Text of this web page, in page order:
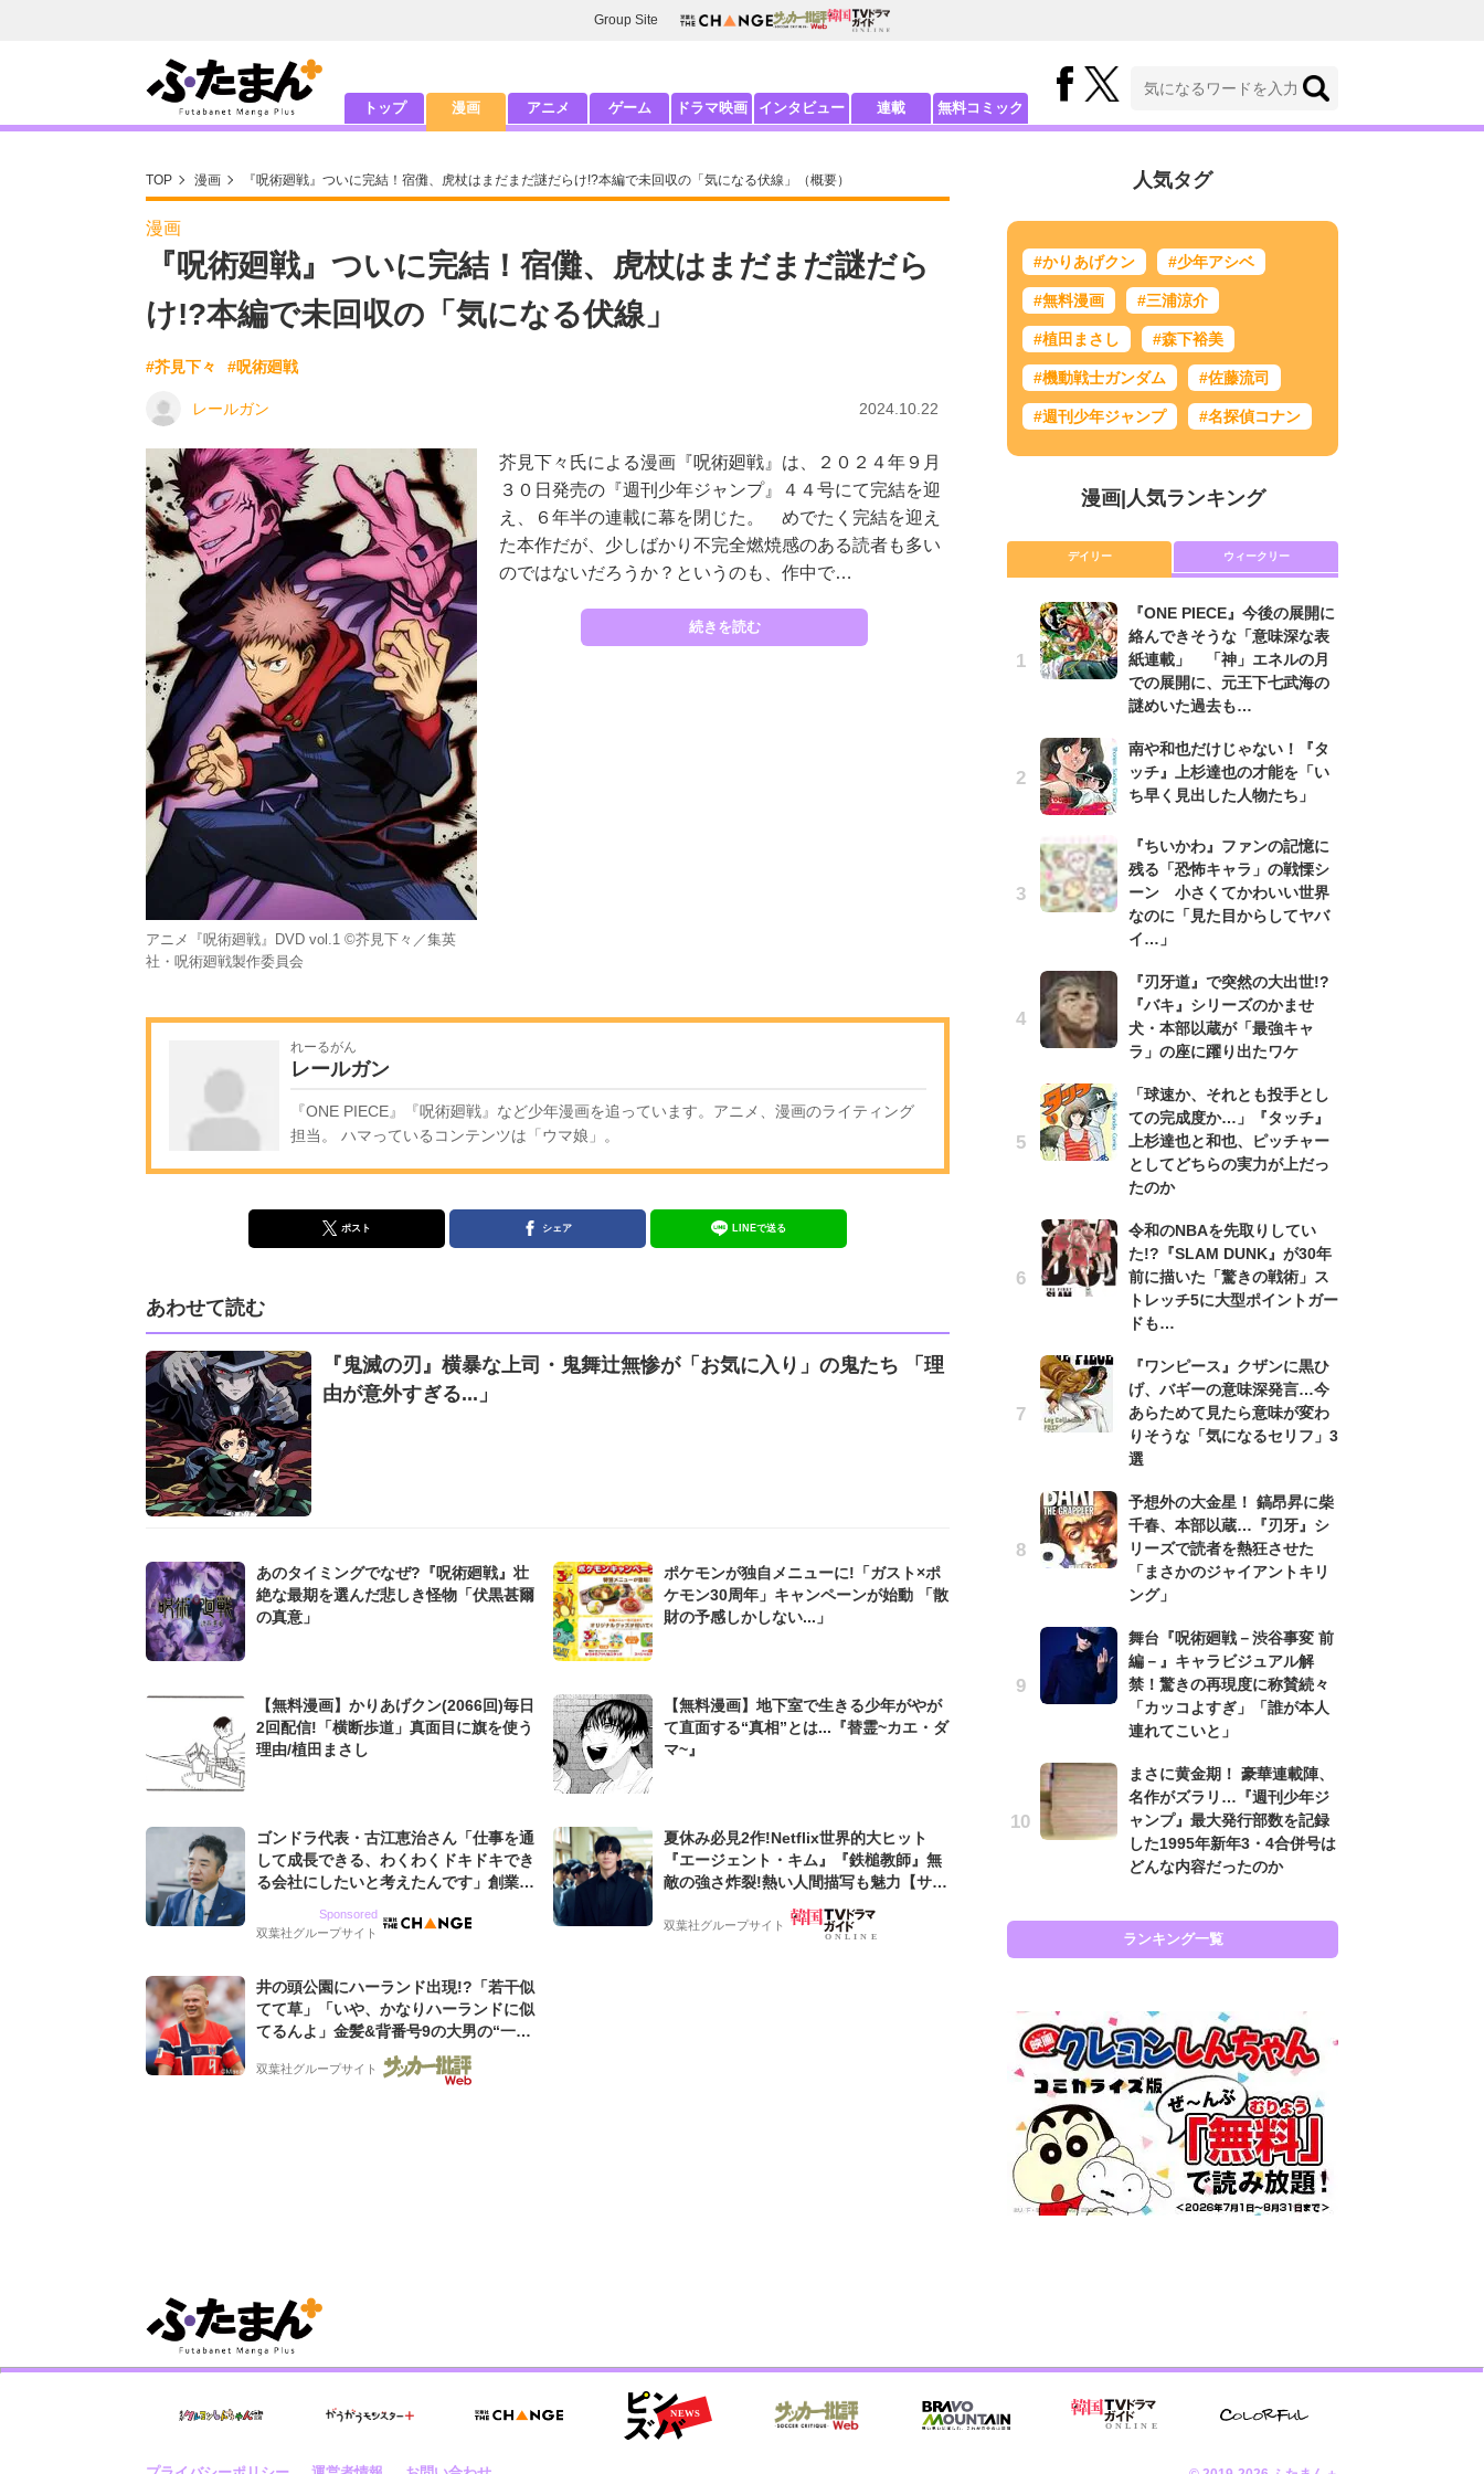
Group Site
トップ 漫画 アニメ ゲーム ドラマ映画 インタビュー 連載 無料コミック
TOP 漫画 『呪術廻戦』ついに完結！宿儺、虎杖はまだまだ謎だらけ!?本編で未回収の「気になる伏線」（概要）
漫画
『呪術廻戦』ついに完結！宿儺、虎杖はまだまだ謎だら
け!?本編で未回収の「気になる伏線」
#芥見下々 #呪術廻戦
レールガン 2024.10.22
アニメ『呪術廻戦』DVD vol.1 ©芥見下々／集英
社・呪術廻戦製作委員会
芥見下々氏による漫画『呪術廻戦』は、２０２４年９月
３０日発売の『週刊少年ジャンプ』４４号にて完結を迎
え、６年半の連載に幕を閉じた。 めでたく完結を迎え
た本作だが、少しばかり不完全燃焼感のある読者も多い
のではないだろうか？というのも、作中で…
続きを読む
れーるがん
レールガン
『ONE PIECE』『呪術廻戦』など少年漫画を追っています。アニメ、漫画のライティング
担当。 ハマっているコンテンツは「ウマ娘」。
ポスト シェア LINEで送る
あわせて読む
『鬼滅の刃』横暴な上司・鬼舞辻無惨が「お気に入り」の鬼たち 「理
由が意外すぎる...」
あのタイミングでなぜ?『呪術廻戦』壮
絶な最期を選んだ悲しき怪物「伏黒甚爾
の真意」
ポケモンが独自メニューに!「ガスト×ポ
ケモン30周年」キャンペーンが始動 「散
財の予感しかしない...」
【無料漫画】かりあげクン(2066回)毎日
2回配信!「横断歩道」真面目に旗を使う
理由/植田まさし
【無料漫画】地下室で生きる少年がやが
て直面する“真相”とは...『替霊~カエ・ダ
マ~』
ゴンドラ代表・古江恵治さん「仕事を通
して成長できる、わくわくドキドキでき
る会社にしたいと考えたんです」創業来
グ会社のアイデンティティ
Sponsored
双葉社グループサイト
夏休み必見2作!Netflix世界的大ヒット
『エージェント・キム』『鉄槌教師』無
敵の強さ炸裂!熱い人間描写も魅力【サラ
双葉社グループサイト
井の頭公園にハーランド出現!?「若干似
てて草」「いや、かなりハーランドに似
てるんよ」金髪&背番号9の大男の“一人
バイキング・ロー”映像が話題!「元気を
もらった」
双葉社グループサイト
人気タグ
#かりあげクン #少年アシベ
#無料漫画 #三浦涼介
#植田まさし #森下裕美
#機動戦士ガンダム #佐藤流司
#週刊少年ジャンプ #名探偵コナン
漫画| 人気ランキング
デイリー ウィークリー
『ONE PIECE』今後の展開に
絡んできそうな「意味深な表
紙連載」 「神」エネルの月
での展開に、元王下七武海の
謎めいた過去も…
南や和也だけじゃない！『タ
ッチ』上杉達也の才能を「い
ち早く見出した人物たち」
『ちいかわ』ファンの記憶に
残る「恐怖キャラ」の戦慄シ
ーン 小さくてかわいい世界
なのに「見た目からしてヤバ
イ…」
『刃牙道』で突然の大出世!?
『バキ』シリーズのかませ
犬・本部以蔵が「最強キャ
ラ」の座に躍り出たワケ
「球速か、それとも投手とし
ての完成度か…」『タッチ』
上杉達也と和也、ピッチャー
としてどちらの実力が上だっ
たのか
令和のNBAを先取りしてい
た!?『SLAM DUNK』が30年
前に描いた「驚きの戦術」ス
トレッチ5に大型ポイントガー
ドも…
『ワンピース』クザンに黒ひ
げ、バギーの意味深発言…今
あらためて見たら意味が変わ
りそうな「気になるセリフ」3
選
予想外の大金星！ 鎬昂昇に柴
千春、本部以蔵…『刃牙』シ
リーズで読者を熱狂させた
「まさかのジャイアントキリ
ング」
舞台『呪術廻戦－渋谷事変 前
編－』キャラビジュアル解
禁！驚きの再現度に称賛続々
「カッコよすぎ」「誰が本人
連れてこいと」
まさに黄金期！ 豪華連載陣、
名作がズラリ…『週刊少年ジ
ャンプ』最大発行部数を記録
した1995年新年3・4合併号は
どんな内容だったのか
ランキング一覧